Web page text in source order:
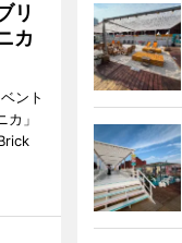
リ
カ
ント
」